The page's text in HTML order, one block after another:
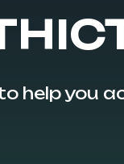
help you